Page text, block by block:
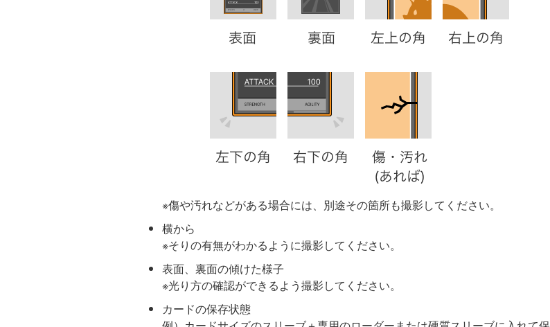
※傷や汚れなどがある場合には、別途その箇所も撮影してください。
横から
※そりの有無がわかるように撮影してください。
表面、裏面の傾けた様子
※光り方の確認ができるよう撮影してください。
カードの保存状態